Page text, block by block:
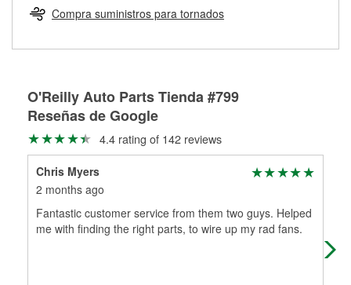
Más información sobre el Programa de Préstamo de
medirán tus tambores o discos para determinar si pueden
ser rectificados con seguridad. Si tus tambores o discos no
partes de reemplazo correctas para tu reparación.
Compra suministros para tornados
O'Reilly Auto Parts Tienda #799
Reseñas de Google
4.4 rating of 142 reviews
Chris Myers
2 months ago
Fantastic customer service from them two guys. Helped
me with finding the right parts, to wire up my rad fans.